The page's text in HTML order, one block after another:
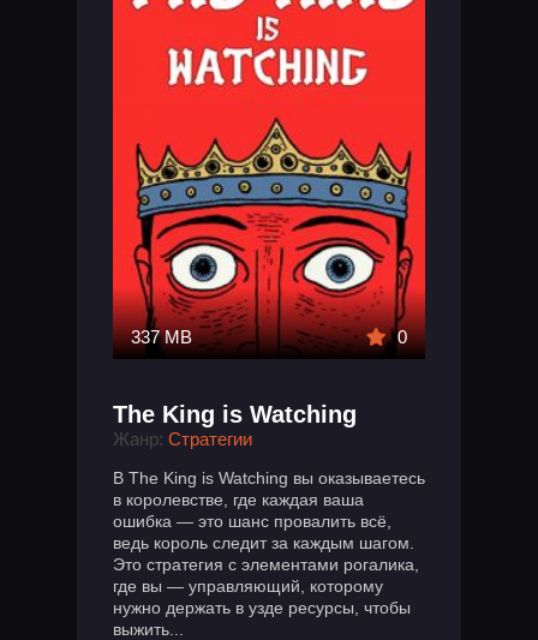
337 MB 0
The King is Watching
Жанр: Стратегии
В The King is Watching вы оказываетесь
в королевстве, где каждая ваша
ошибка — это шанс провалить всё,
ведь король следит за каждым шагом.
Это стратегия с элементами рогалика,
где вы — управляющий, которому
нужно держать в узде ресурсы, чтобы
выжить...